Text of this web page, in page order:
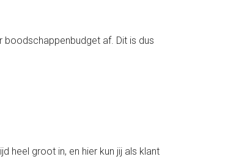
boodschappenbudget af. Dit is dus
heel groot in, en hier kun jij als klant